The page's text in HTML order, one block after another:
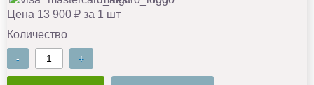
Цена 13 900 ₽ за 1 шт
Количество
- +